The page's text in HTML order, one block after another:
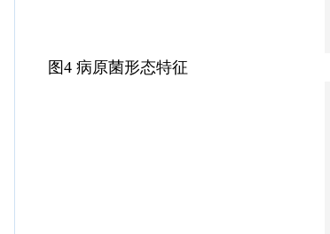
图4 病原菌形态特征